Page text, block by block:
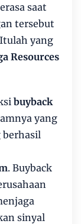
saat
tersebut
yang
Resources
buyback
yang
berhasil
. Buyback
sinyal